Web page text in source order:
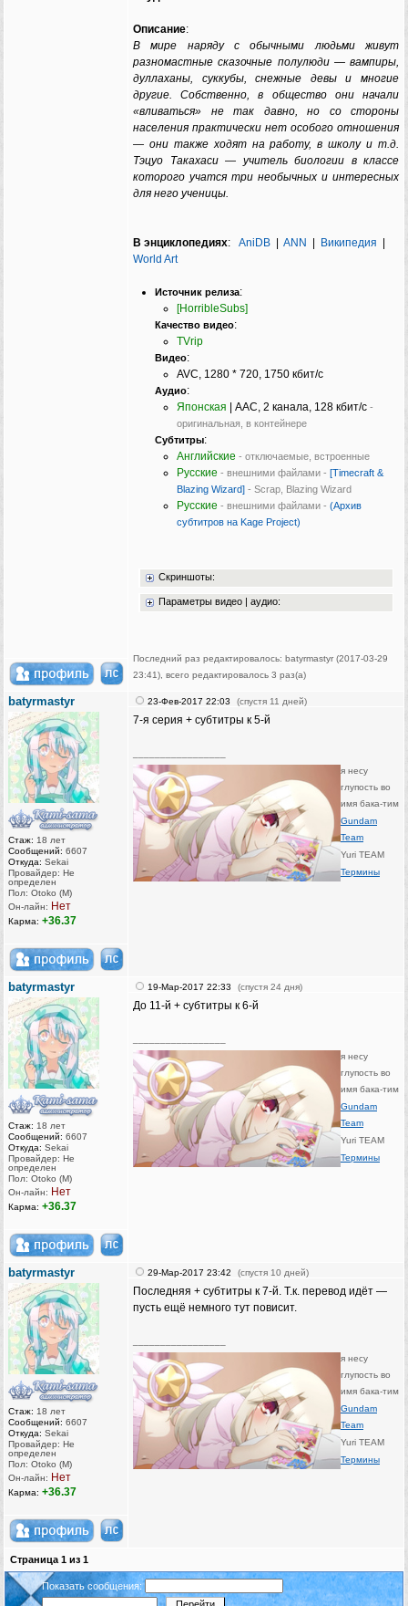
Описание:
В мире наряду с обычными людьми живут
разномастные сказочные полулюди — вампиры,
дуллаханы, суккубы, снежные девы и многие
другие. Собственно, в общество они начали
«вливаться» не так давно, но со стороны
населения практически нет особого отношения
— они также ходят на работу, в школу и т.д.
Тэцуо Такахаси — учитель биологии в классе
которого учатся три необычных и интересных
для него ученицы.
В энциклопедиях: AniDB ANN Википедия
World Art
Источник релиза:
[HorribleSubs]
Качество видео:
TVrip
Видео:
AVC, 1280 * 720, 1750 кбит/с
Аудио:
Японская | AAC, 2 канала, 128 кбит/с -
оригинальная, в контейнере
Субтитры:
Английские - отключаемые, встроенные
Русские - внешними файлами - [Timecraft &
Blazing Wizard] - Scrap, Blazing Wizard
Русские - внешними файлами - (Архив
субтитров на Kage Project)
Скриншоты:
Параметры видео | аудио:
Последний раз редактировалось: batyrmastyr (2017-03-29
23:41), всего редактировалось 3 раз(а)
batyrmastyr
Стаж: 18 лет
Сообщений: 6607
Откуда: Sekai
Провайдер: Не
определен
Пол: Otoko (M)
Он-лайн: Нет
Карма: +36.37
23-Фев-2017 22:03 (спустя 11 дней)
7-я серия + субтитры к 5-й
я несу
глупость во
имя бака-тим
Gundam
Team
Yuri TEAM
Термины
batyrmastyr
Стаж: 18 лет
Сообщений: 6607
Откуда: Sekai
Провайдер: Не
определен
Пол: Otoko (M)
Он-лайн: Нет
Карма: +36.37
19-Мар-2017 22:33 (спустя 24 дня)
До 11-й + субтитры к 6-й
я несу
глупость во
имя бака-тим
Gundam
Team
Yuri TEAM
Термины
batyrmastyr
Стаж: 18 лет
Сообщений: 6607
Откуда: Sekai
Провайдер: Не
определен
Пол: Otoko (M)
Он-лайн: Нет
Карма: +36.37
29-Мар-2017 23:42 (спустя 10 дней)
Последняя + субтитры к 7-й. Т.к. перевод идёт —
пусть ещё немного тут повисит.
я несу
глупость во
имя бака-тим
Gundam
Team
Yuri TEAM
Термины
Страница 1 из 1
Показать сообщения: